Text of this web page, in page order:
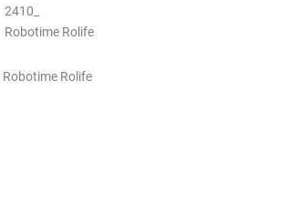
2410_
Robotime Rolife
Rolife